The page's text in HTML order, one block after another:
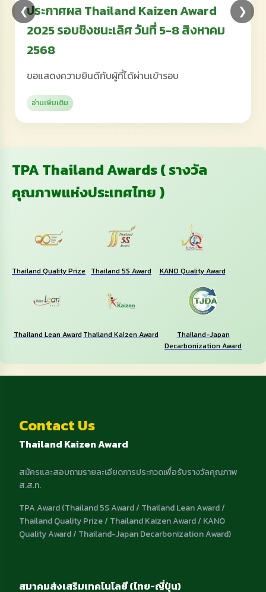
❮ ❯
ประกาศผล Thailand Kaizen Award
2025 รอบชิงชนะเลิศ วันที่ 5-8 สิงหาคม
2568
ขอแสดงความยินดีกับผู้ที่ได้ผ่านเข้ารอบ
อ่านเพิ่มเติม
TPA Thailand Awards ( รางวัล
คุณภาพแห่งประเทศไทย )
Thailand Quality Prize Thailand 5S Award KANO Quality Award
Thailand Lean Award Thailand Kaizen Award
Thailand-Japan
Decarbonization Award
Contact Us
Thailand Kaizen Award
สมัครและสอบถามรายละเอียดการประกวดเพื่อรับรางวัลคุณภาพ
ส.ส.ท.
TPA Award (Thailand 5S Award / Thailand Lean Award /
Thailand Quality Prize / Thailand Kaizen Award / KANO
Quality Award / Thailand-Japan Decarbonization Award)
สมาคมส่งเสริมเทคโนโลยี (ไทย-ญี่ปุ่น)